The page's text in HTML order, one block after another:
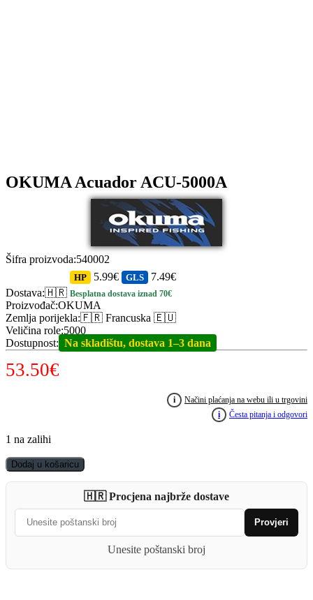
OKUMA Acuador ACU-5000A
Šifra proizvoda:540002
Dostava:🇭🇷
HP 5.99€ GLS 7.49€
Besplatna dostava iznad 70€
Proizvođač:OKUMA
Zemlja porijekla:🇫🇷 Francuska 🇪🇺
Veličina role:5000
Dostupnost: Na skladištu, dostava 1–3 dana
53.50€
i
Načini plaćanja na webu ili u trgovini
i
Česta pitanja i odgovori
1 na zalihi
OKUMA
Acuador
ACU-
quantity
Dodaj u košaricu
🇭🇷 Procjena najbrže dostave
Provjeri
Unesite poštanski broj